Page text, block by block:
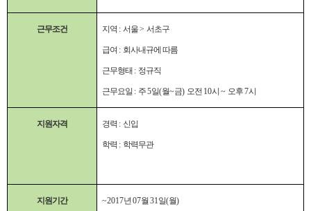
근무조건 지역 : 서울> 서초구
급여 : 회사내규에 따름
근무형태 : 정규직
근무요일 : 주5일(월~금) 오전 10시 ~ 오후7시
지원자격 경력 : 신입
학력 : 학력무관
지원기간 ~2017년 07월 31일(월)